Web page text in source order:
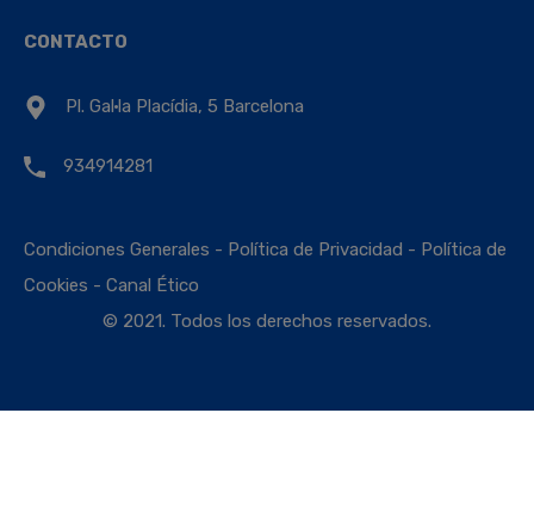
CONTACTO
Pl. Gal·la Placídia, 5 Barcelona
934914281
Condiciones Generales - Política de Privacidad - Política de
Cookies - Canal Ético
© 2021. Todos los derechos reservados.